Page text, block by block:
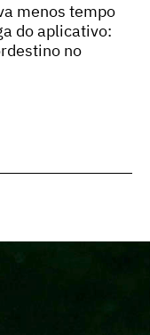
menos tempo
do aplicativo:
no